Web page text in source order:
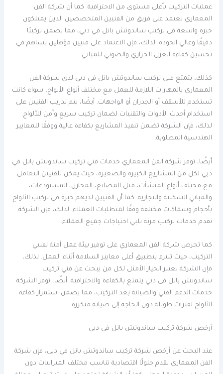
عمليات التركيب بأعلى مستوى من الاحترافية. كما أن شركة الفن
المعماري تعتمد على فريق من الفنيين المتخصصين الذين يمتلكون
خبرة واسعة في تركيب ساندوتش بانل في دبي، مما يضمن تركيبًا
دقيقًا وعالي الجودة. لذلك، فإن الاعتماد على فنيين مؤهلين يساهم في
تحسين كفاءة العزل الحراري والصوتي للمباني.
كذلك، يتمتع فني تركيب ساندوتش بانل في دبي لدى شركة الفن
المعماري بالمهارات اللازمة للعمل مع مختلف أنواع الألواح، سواء كانت
تستخدم للأسقف أو الجدران أو الواجهات. أيضًا، يتم تدريب الفنيين على
استخدام أحدث الأدوات والتقنيات لضمان تركيب سريع وآمن للألواح.
لذلك، فإن الشركة تضمن تنفيذ المشاريع بكفاءة عالية ووفقًا للمعايير
الهندسية المطلوبة.
أيضًا، توفر شركة الفن المعماري خدمات فني تركيب ساندوتش بانل في
دبي لكل من المشاريع الكبيرة والصغيرة، حيث يمكن للفنيين التعامل
مع مختلف أنواع المنشآت، مثل المصانع، المخازن، المستودعات،
والمباني السكنية والتجارية. كما أن الفنيين لديهم خبرة في تركيب الألواح
بأحجام وسماكات مختلفة وفقًا لمتطلبات العملاء. لذلك، فإن الشركة
تقدم خدمات تركيب مرنة تلبي احتياجات جميع العملاء.
كما تحرص شركة الفن المعماري على توفير بيئة عمل آمنة لفنيي
التركيب، حيث تلتزم بتطبيق أعلى معايير السلامة أثناء العمل. لذلك،
فإن الشركة تعتبر الخيار الأمثل لكل من يبحث عن فني تركيب
ساندوتش بانل في دبي يتمتع بالكفاءة والاحترافية. أيضًا، توفر الشركة
خدمات الدعم الفني والصيانة بعد التركيب، مما يضمن استمرار كفاءة
الألواح لفترات طويلة دون الحاجة إلى صيانة متكررة.
أرخص شركة تركيب ساندوتش بانل في دبي
عند البحث عن أرخص شركة تركيب ساندوتش بانل في دبي، فإن شركة
الفن المعماري تقدم حلولًا اقتصادية تناسب مختلف الميزانيات دون